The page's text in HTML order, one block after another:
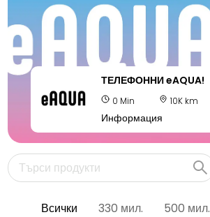
Регистрация
ТЕЛЕФОННИ eAQUA!
0 Min 10K km
Информация
Всички 330 мил. 500 мил.